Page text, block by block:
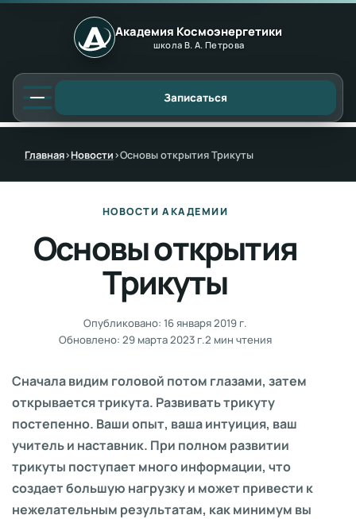
Академия Космоэнергетики
школа В. А. Петрова
Записаться
Главная›Новости›Основы открытия Трикуты
НОВОСТИ АКАДЕМИИ
Основы открытия
Трикуты
Опубликовано: 16 января 2019 г.
Обновлено: 29 марта 2023 г.2 мин чтения
Сначала видим головой потом глазами, затем
открывается трикута. Развивать трикуту
постепенно. Ваши опыт, ваша интуиция, ваш
учитель и наставник. При полном развитии
трикуты поступает много информации, что
создает большую нагрузку и может привести к
нежелательным результатам, как минимум вы